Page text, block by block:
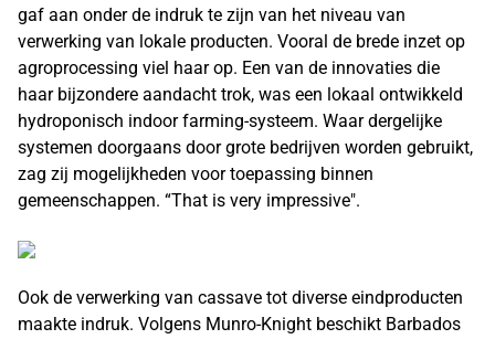
gaf aan onder de indruk te zijn van het niveau van
verwerking van lokale producten. Vooral de brede inzet op
agroprocessing viel haar op. Een van de innovaties die
haar bijzondere aandacht trok, was een lokaal ontwikkeld
hydroponisch indoor farming-systeem. Waar dergelijke
systemen doorgaans door grote bedrijven worden gebruikt,
zag zij mogelijkheden voor toepassing binnen
gemeenschappen. “That is very impressive".
Ook de verwerking van cassave tot diverse eindproducten
maakte indruk. Volgens Munro-Knight beschikt Barbados